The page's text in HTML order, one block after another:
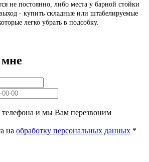
не постоянно, либо места у барной стойки
- купить складные или штабелируемые
легко убрать в подсобку.
телефона и мы Вам перезвоним
на обработку персональных данных *